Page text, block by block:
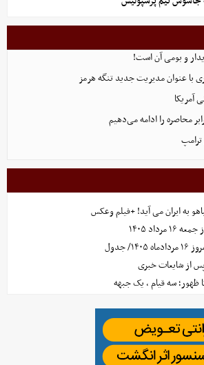
و بومی آن است!
با عنوان مدیریت جدید تنگه هرمز
آمریکا
محاصره را ادامه می‌دهیم
به ایران می آید! +فیلم وعکس
۱۴۰۵
جدول
از شایعات خبری
تا ظهور؛ سه قیام ، یک جبهه